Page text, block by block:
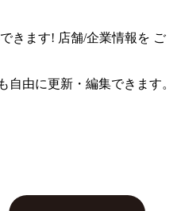
きます! 店舗/企業情報を ご
自由に更新・編集できます。